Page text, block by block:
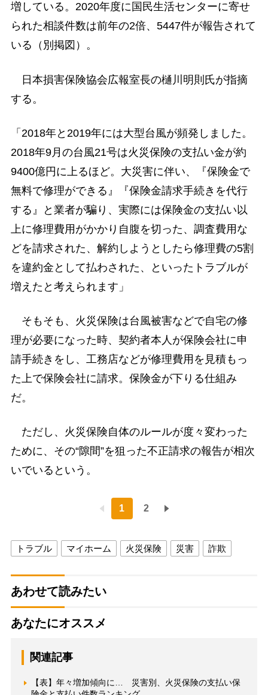
増している。2020年度に国民生活センターに寄せ
られた相談件数は前年の2倍、5447件が報告されて
いる（別掲図）。
日本損害保険協会広報室長の樋川明則氏が指摘
する。
「2018年と2019年には大型台風が頻発しました。
2018年9月の台風21号は火災保険の支払い金が約
9400億円に上るほど。大災害に伴い、『保険金で
無料で修理ができる』『保険金請求手続きを代行
する』と業者が騙り、実際には保険金の支払い以
上に修理費用がかかり自腹を切った、調査費用な
どを請求された、解約しようとしたら修理費の5割
を違約金として払わされた、といったトラブルが
増えたと考えられます」
そもそも、火災保険は台風被害などで自宅の修
理が必要になった時、契約者本人が保険会社に申
請手続きをし、工務店などが修理費用を見積もっ
た上で保険会社に請求。保険金が下りる仕組み
だ。
ただし、火災保険自体のルールが度々変わった
ために、その“隙間”を狙った不正請求の報告が相次
いでいるという。
1 2
トラブル マイホーム 火災保険 災害 詐欺
あわせて読みたい
あなたにオススメ
関連記事
【表】年々増加傾向に… 災害別、火災保険の支払い保